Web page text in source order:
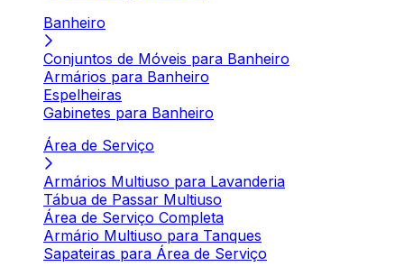
Banheiro
Conjuntos de Móveis para Banheiro
Armários para Banheiro
Espelheiras
Gabinetes para Banheiro
Área de Serviço
Armários Multiuso para Lavanderia
Tábua de Passar Multiuso
Área de Serviço Completa
Armário Multiuso para Tanques
Sapateiras para Área de Serviço